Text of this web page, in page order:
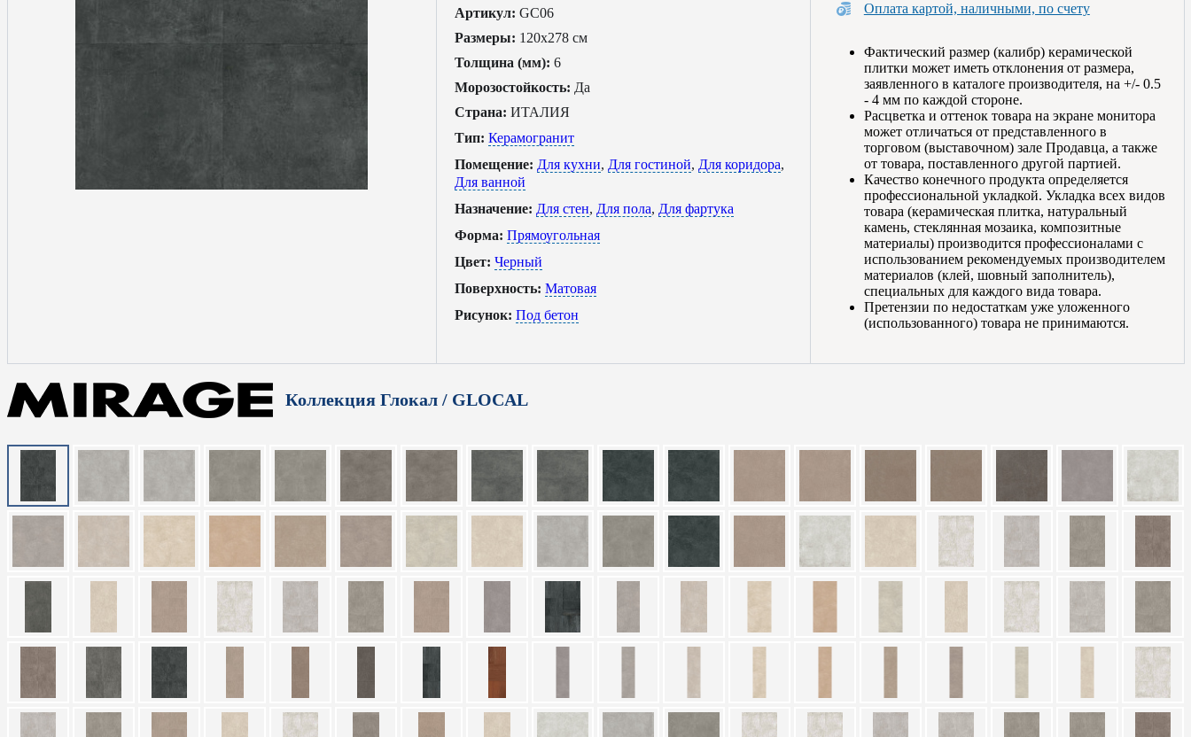
Артикул: GC06
Размеры: 120x278 см
Толщина (мм): 6
Морозостойкость: Да
Страна: ИТАЛИЯ
Тип: Керамогранит
Помещение: Для кухни, Для гостиной, Для коридора,
Для ванной
Назначение: Для стен, Для пола, Для фартука
Форма: Прямоугольная
Цвет: Черный
Поверхность: Матовая
Рисунок: Под бетон
Оплата картой, наличными, по счету
Фактический размер (калибр) керамической
плитки может иметь отклонения от размера,
заявленного в каталоге производителя, на +/- 0.5
- 4 мм по каждой стороне.
Расцветка и оттенок товара на экране монитора
может отличаться от представленного в
торговом (выставочном) зале Продавца, а также
от товара, поставленного другой партией.
Качество конечного продукта определяется
профессиональной укладкой. Укладка всех видов
товара (керамическая плитка, натуральный
камень, стеклянная мозаика, композитные
материалы) производится профессионалами с
использованием рекомендуемых производителем
материалов (клей, шовный заполнитель),
специальных для каждого вида товара.
Претензии по недостаткам уже уложенного
(использованного) товара не принимаются.
Коллекция Глокал / GLOCAL